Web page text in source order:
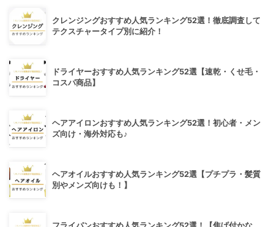
クレンジングおすすめ人気ランキング52選！徹底調査して
テクスチャータイプ別に紹介！
ドライヤーおすすめ人気ランキング52選【速乾・くせ毛・
コスパ商品】
ヘアアイロンおすすめ人気ランキング52選！初心者・メン
ズ向け・海外対応も♪
ヘアオイルおすすめ人気ランキング52選【プチプラ・髪質
別やメンズ向けも！】